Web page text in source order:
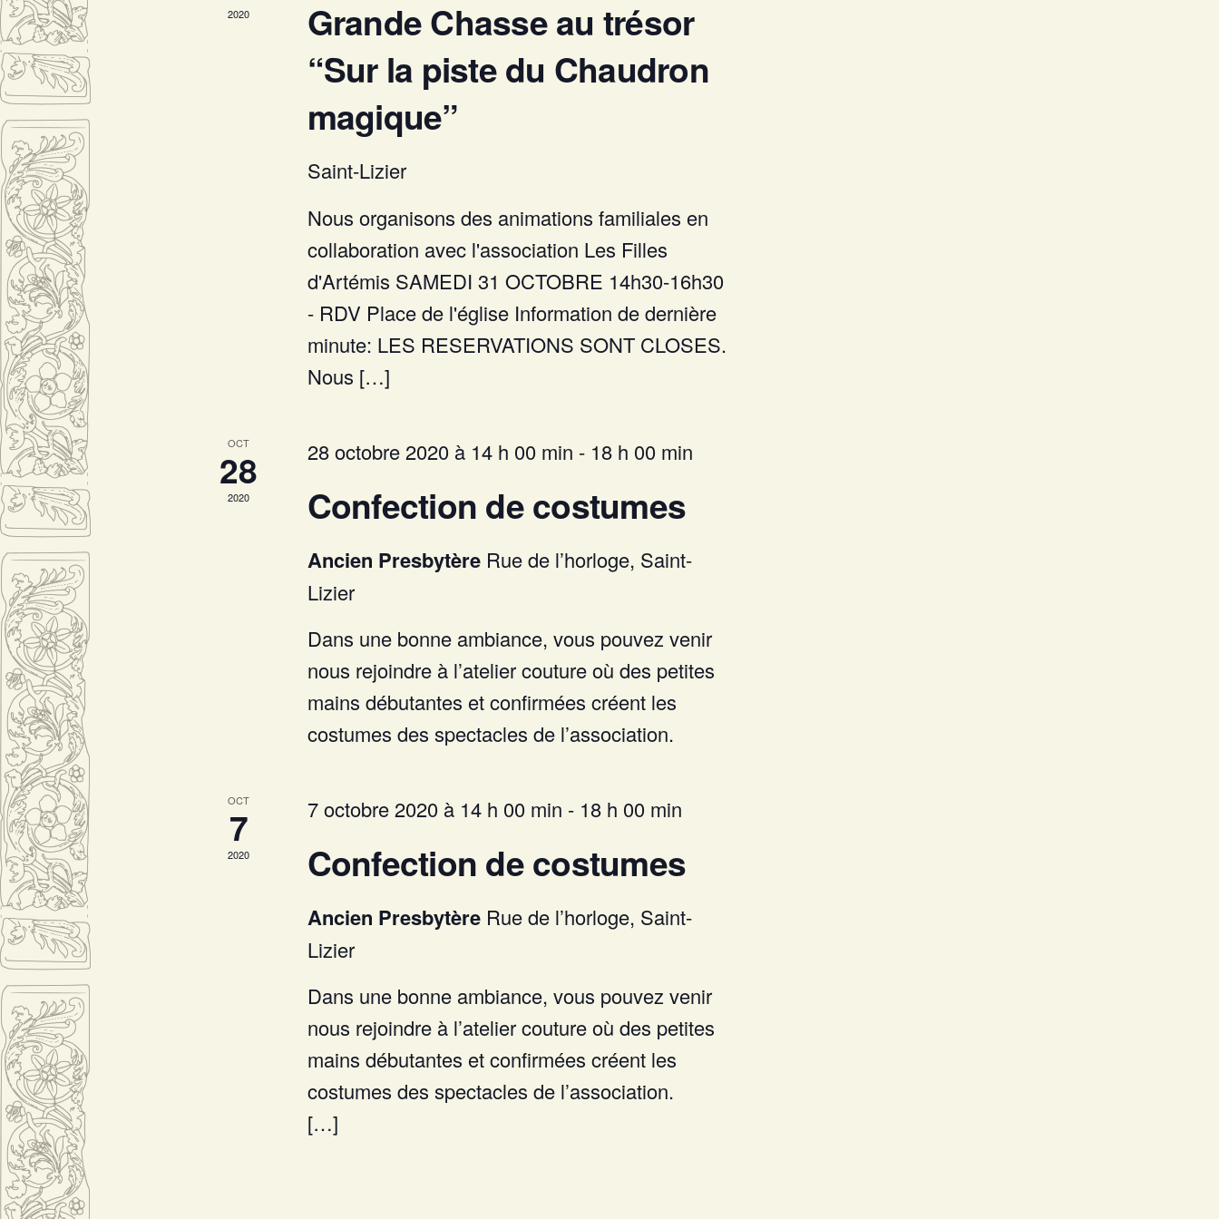
2020
Grande Chasse au trésor
“Sur la piste du Chaudron
magique”
Saint-Lizier
Nous organisons des animations familiales en
collaboration avec l'association Les Filles
d'Artémis SAMEDI 31 OCTOBRE 14h30-16h30
- RDV Place de l'église Information de dernière
minute: LES RESERVATIONS SONT CLOSES.
Nous […]
OCT
28
2020
28 octobre 2020 à 14 h 00 min - 18 h 00 min
Confection de costumes
Ancien Presbytère Rue de l’horloge, Saint-
Lizier
Dans une bonne ambiance, vous pouvez venir
nous rejoindre à l’atelier couture où des petites
mains débutantes et confirmées créent les
costumes des spectacles de l’association.
OCT
7
2020
7 octobre 2020 à 14 h 00 min - 18 h 00 min
Confection de costumes
Ancien Presbytère Rue de l’horloge, Saint-
Lizier
Dans une bonne ambiance, vous pouvez venir
nous rejoindre à l’atelier couture où des petites
mains débutantes et confirmées créent les
costumes des spectacles de l’association.
[…]